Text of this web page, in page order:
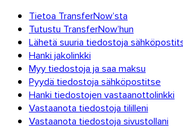
Outlook
Tietoa TransferNow’sta
Tutustu TransferNow’hun
Lähetä suuria tiedostoja
Hanki jakolinkki
Myy tiedostoja ja saa maksu
Pyydä tiedostoja sähköpostitse
Hanki tiedostojen vastaanottolinkki
Vastaanota tiedostoja tililleni
Vastaanota tiedostoja sivustollani